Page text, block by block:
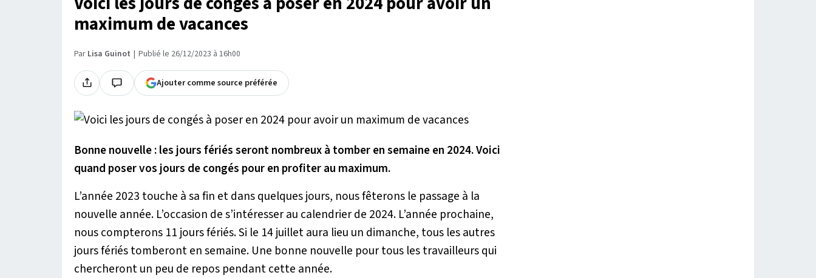
maximum de vacances
Par Lisa Guinot Publié le 26/12/2023 à 16h00
Ajouter comme source préférée
Bonne nouvelle : les jours fériés seront nombreux à tomber en semaine en 2024. Voici
quand poser vos jours de congés pour en profiter au maximum.
L’année 2023 touche à sa fin et dans quelques jours, nous fêterons le passage à la
nouvelle année. L’occasion de s’intéresser au calendrier de 2024. L’année prochaine,
nous compterons 11 jours fériés. Si le 14 juillet aura lieu un dimanche, tous les autres
jours fériés tomberont en semaine. Une bonne nouvelle pour tous les travailleurs qui
chercheront un peu de repos pendant cette année.